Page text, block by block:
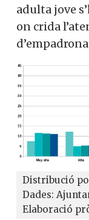
adulta jove
on crida
Distribució
Dades:
Elaboració